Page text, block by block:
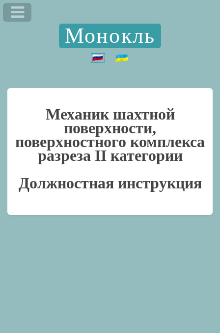
Монокль
Механик шахтной
поверхности,
поверхностного комплекса
разреза II категории
Должностная инструкция